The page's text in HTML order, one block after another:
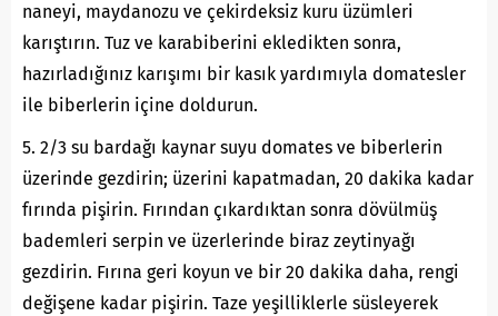
naneyi, maydanozu ve çekirdeksiz kuru üzümleri
karıştırın. Tuz ve karabiberini ekledikten sonra,
hazırladığınız karışımı bir kasık yardımıyla domatesler
ile biberlerin içine doldurun.
5. 2/3 su bardağı kaynar suyu domates ve biberlerin
üzerinde gezdirin; üzerini kapatmadan, 20 dakika kadar
fırında pişirin. Fırından çıkardıktan sonra dövülmüş
bademleri serpin ve üzerlerinde biraz zeytinyağı
gezdirin. Fırına geri koyun ve bir 20 dakika daha, rengi
değişene kadar pişirin. Taze yeşilliklerle süsleyerek